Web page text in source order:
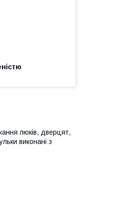
люків, дверцят,
виконані з